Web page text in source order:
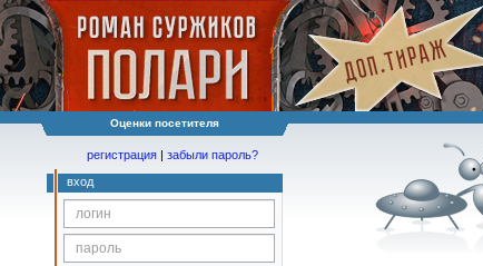
Оценки посетителя
регистрация | забыли пароль?
вход